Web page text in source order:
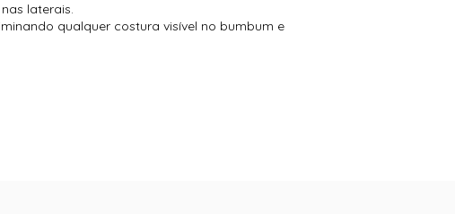
laterais.
qualquer costura visível no bumbum e